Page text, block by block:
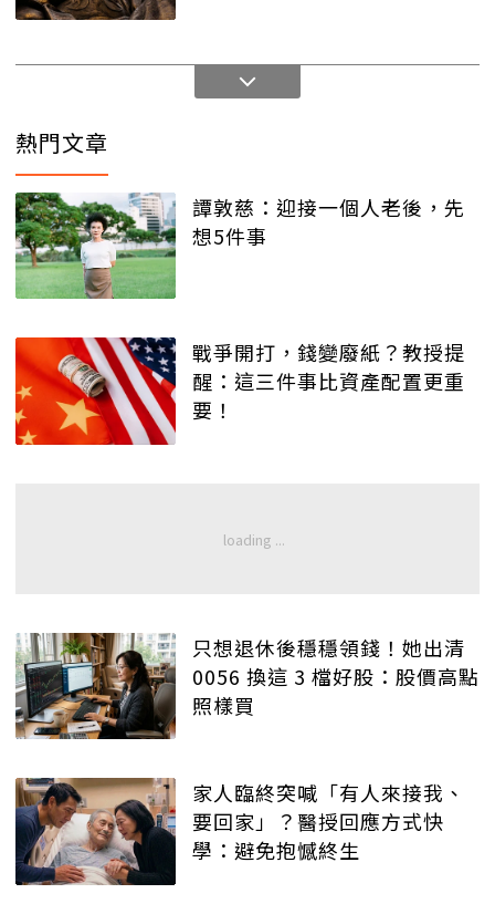
熱門文章
譚敦慈：迎接一個人老後，先
想5件事
戰爭開打，錢變廢紙？教授提
醒：這三件事比資產配置更重
要！
只想退休後穩穩領錢！她出清
0056 換這 3 檔好股：股價高點
照樣買
家人臨終突喊「有人來接我、
要回家」？醫授回應方式快
學：避免抱憾終生